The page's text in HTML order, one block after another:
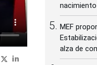
nacimiento
MEF
alza de